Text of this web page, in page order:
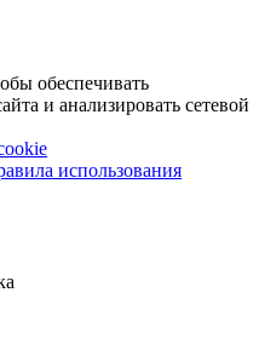
обеспечивать
и анализировать сетевой
использования